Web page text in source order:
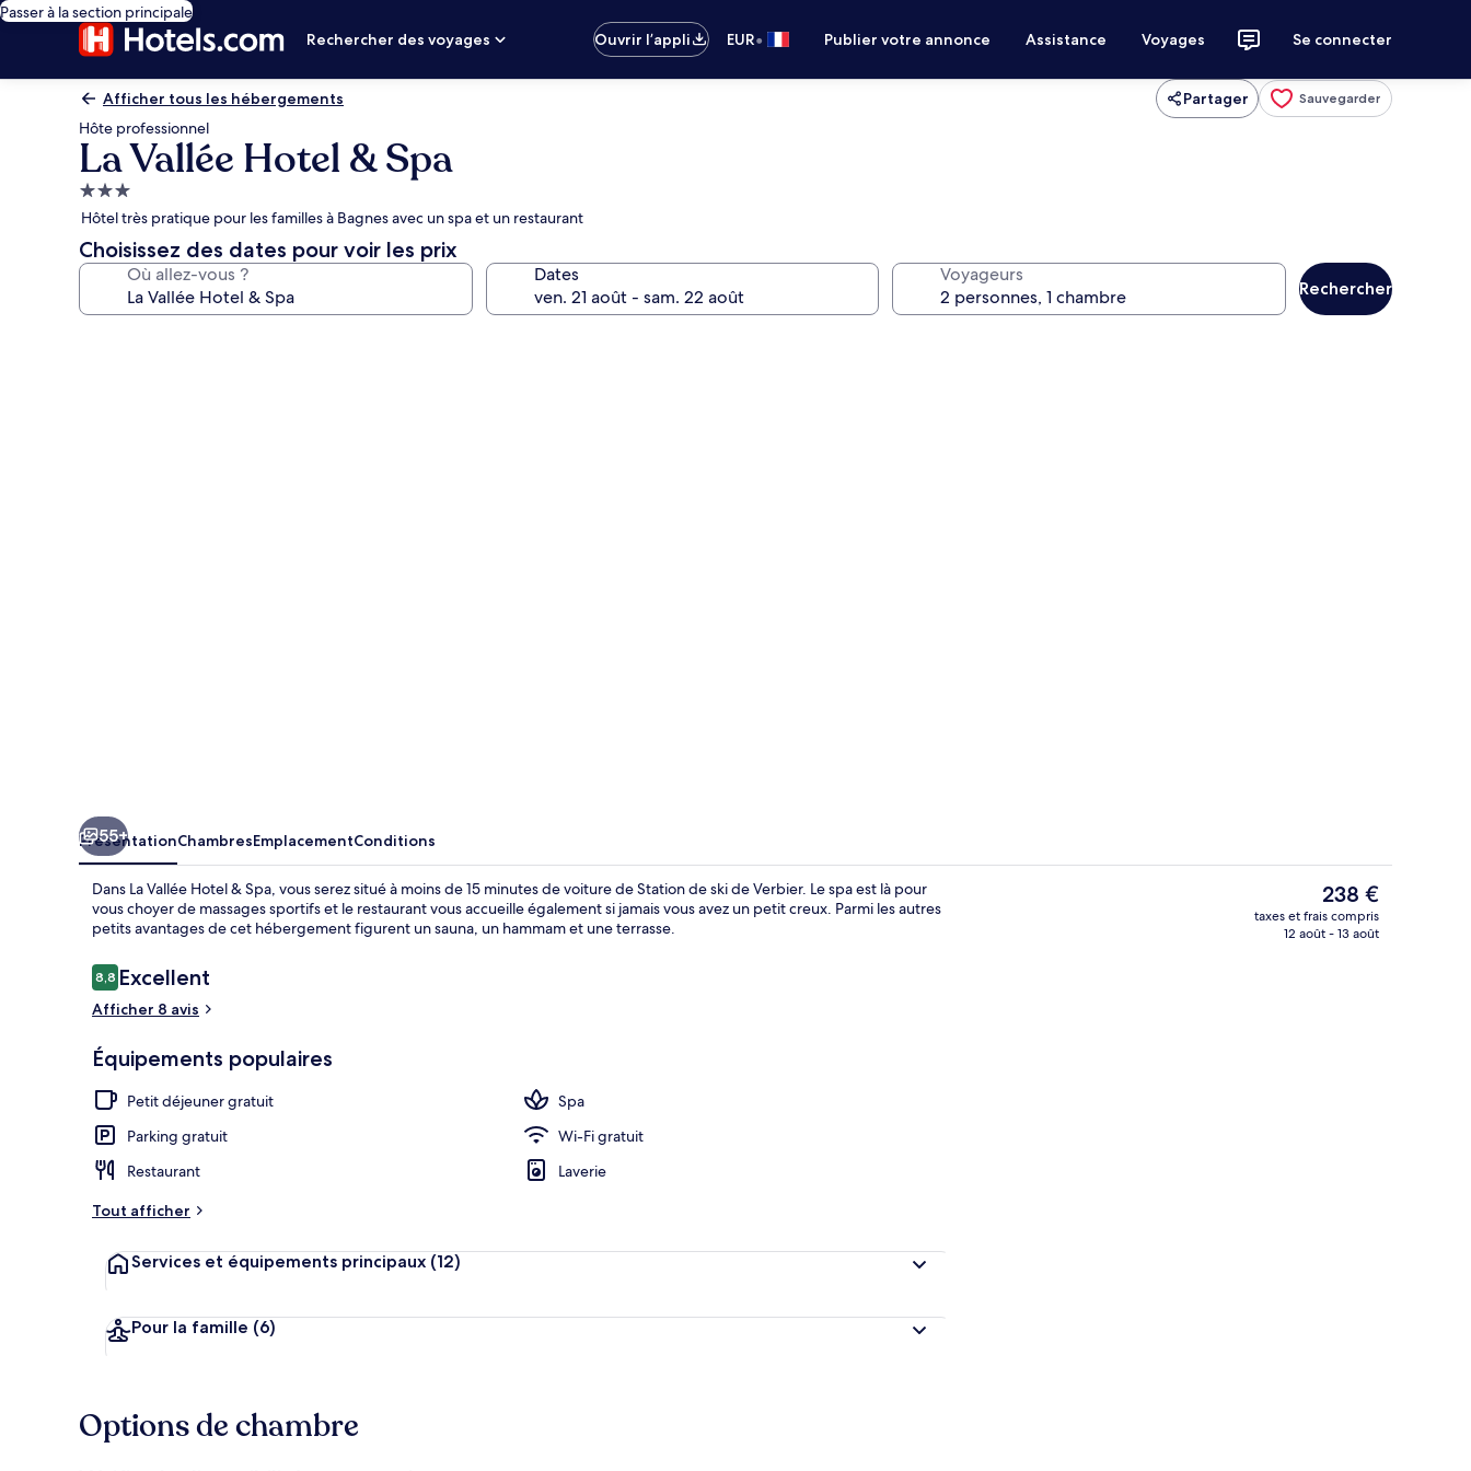
Passer à la section principale
Rechercher des voyages
Ouvrir l’appli EUR• Publier votre annonce Assistance Voyages Se connecter
Afficher tous les hébergements Partager Sauvegarder
Hôte professionnel
La Vallée Hotel & Spa
Hébergement
3.0 étoiles
Hôtel très pratique pour les familles à Bagnes avec un spa et un restaurant
Choisissez des dates pour voir les prix
Où allez-vous ? Dates Voyageurs
Rechercher
55+
PrésentationChambresEmplacementConditions
Dans La Vallée Hotel & Spa, vous serez situé à moins de 15 minutes de voiture de Station de ski de Verbier. Le spa est là pour
vous choyer de massages sportifs et le restaurant vous accueille également si jamais vous avez un petit creux. Parmi les autres
petits avantages de cet hébergement figurent un sauna, un hammam et une terrasse.
Avis
voyageurs
8,88,8 sur 10
Excellent
Afficher 8 avis
Équipements populaires
Petit déjeuner gratuit
Spa
Parking gratuit
Wi-Fi gratuit
Restaurant
Laverie
Tout afficher
Services et équipements principaux (12)
Pour la famille (6)
Le
prix
actuel
238 €
taxes et frais compris
12 août - 13 août
Options de chambre